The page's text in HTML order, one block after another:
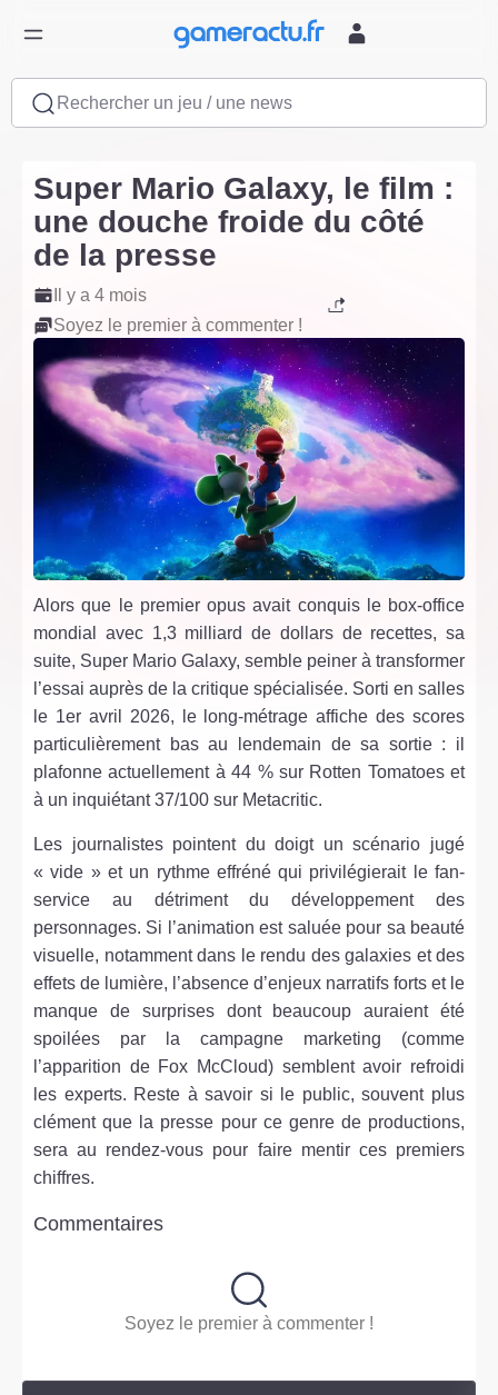
Rechercher un jeu / une news
Super Mario Galaxy, le film :
une douche froide du côté
de la presse
Il y a 4 mois
Soyez le premier à commenter !
Alors que le premier opus avait conquis le box-office
mondial avec 1,3 milliard de dollars de recettes, sa
suite, Super Mario Galaxy, semble peiner à transformer
l’essai auprès de la critique spécialisée. Sorti en salles
le 1er avril 2026, le long-métrage affiche des scores
particulièrement bas au lendemain de sa sortie : il
plafonne actuellement à 44 % sur Rotten Tomatoes et
à un inquiétant 37/100 sur Metacritic.
Les journalistes pointent du doigt un scénario jugé
« vide » et un rythme effréné qui privilégierait le fan-
service au détriment du développement des
personnages. Si l’animation est saluée pour sa beauté
visuelle, notamment dans le rendu des galaxies et des
effets de lumière, l’absence d’enjeux narratifs forts et le
manque de surprises dont beaucoup auraient été
spoilées par la campagne marketing (comme
l’apparition de Fox McCloud) semblent avoir refroidi
les experts. Reste à savoir si le public, souvent plus
clément que la presse pour ce genre de productions,
sera au rendez-vous pour faire mentir ces premiers
chiffres.
Commentaires
Soyez le premier à commenter !